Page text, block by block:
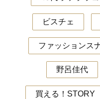
ビスチェ
ファッションス
野呂佳代
買える！STORY